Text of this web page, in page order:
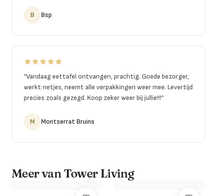
B Bsp
“Vandaag eettafel ontvangen, prachtig. Goede bezorger,
werkt netjes, neemt alle verpakkingen weer mee. Levertijd
precies zoals gezegd. Koop zeker weer bij jullie!!!”
M Montserrat Bruins
Meer van Tower Living